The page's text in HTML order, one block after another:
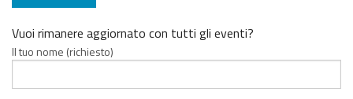
Vuoi rimanere aggiornato con tutti gli eventi?
Il tuo nome (richiesto)